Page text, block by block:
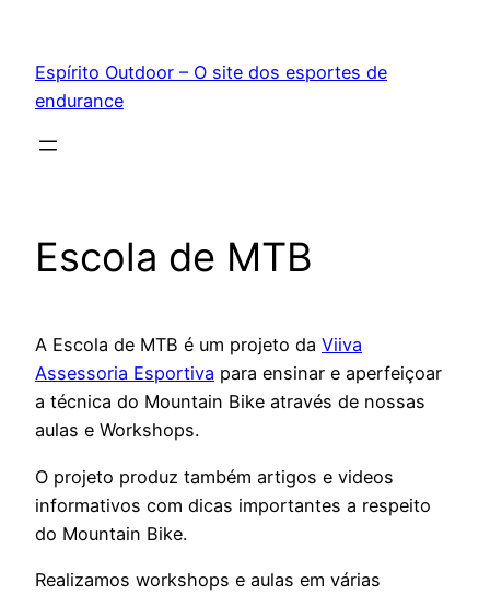
conteúdo
Espírito Outdoor – O site dos esportes de
endurance
Escola de MTB
A Escola de MTB é um projeto da Viiva
Assessoria Esportiva para ensinar e aperfeiçoar
a técnica do Mountain Bike através de nossas
aulas e Workshops.
O projeto produz também artigos e videos
informativos com dicas importantes a respeito
do Mountain Bike.
Realizamos workshops e aulas em várias